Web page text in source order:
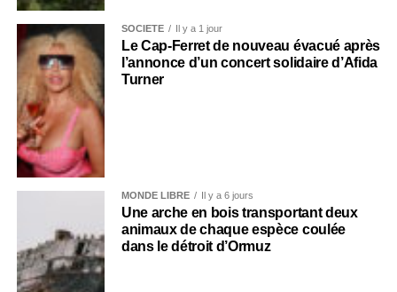
SOCIÉTÉ Il y a 1 jour
Le Cap-Ferret de nouveau évacué après
l’annonce d’un concert solidaire d’Afida
Turner
MONDE LIBRE Il y a 6 jours
Une arche en bois transportant deux
animaux de chaque espèce coulée
dans le détroit d’Ormuz